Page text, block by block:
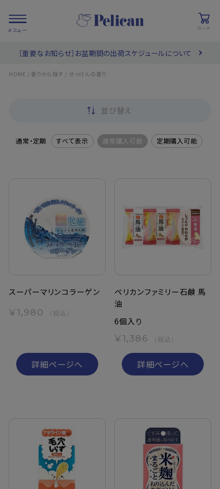
カート
PRODUCTS/ 商品を探す
定期購入
ペリカン石鹸について
よくあるご質問
利用規約
［重要なお知らせ］お盆期間の出荷スケジュールについて
HOME / 香りから探す / せっけんの香り
並び替え
通常・定期 すべて表示 通常購入可能 定期購入可能
スーパーマリンコラーゲン
¥1,980 （税込）
詳細ページへ
ペリカンファミリー石鹸 馬
油
6個入り
¥1,386 （税込）
詳細ページへ